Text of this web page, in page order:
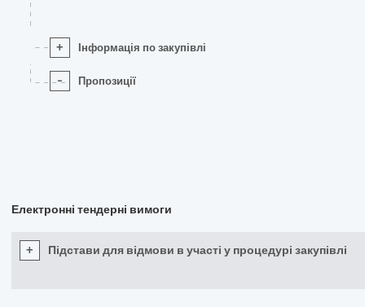
+ Інформація по закупівлі
- Пропозиції
Електронні тендерні вимоги
+ Підстави для відмови в участі у процедурі закупівлі